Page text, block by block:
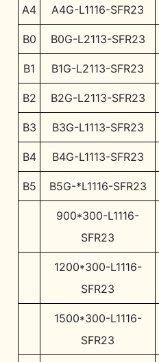
A4 A4G-L1116-SFR23
B0 B0G-L2113-SFR23
B1 B1G-L2113-SFR23
B2 B2G-L2113-SFR23
B3 B3G-L1113-SFR23
B4 B4G-L1113-SFR23
B5 B5G-*L1116-SFR23
900*300-L1116-
SFR23
1200*300-L1116-
SFR23
1500*300-L1116-
SFR23